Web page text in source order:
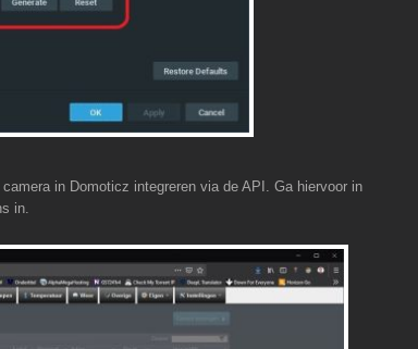
camera in Domoticz integreren via de API. Ga hiervoor in
in.